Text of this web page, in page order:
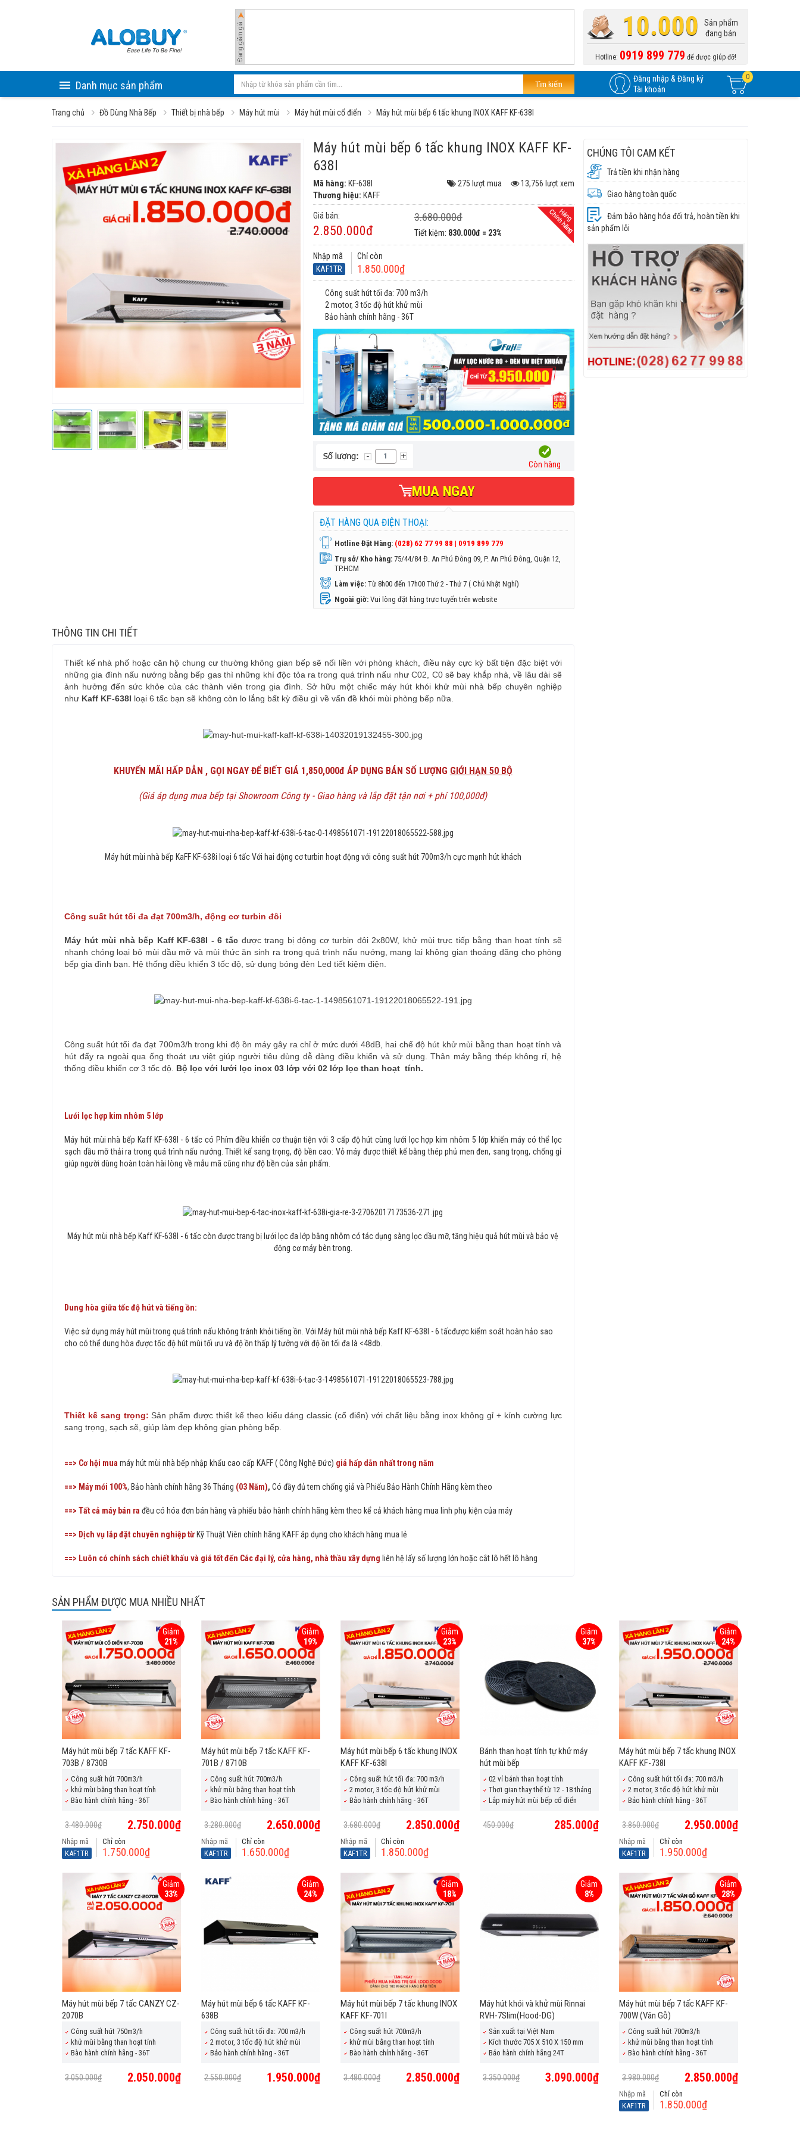
10.000
Sản phẩm
đang bán
Hotline: 0919 899 779 để được giúp đỡ!
Danh mục sản phẩm Tìm kiếm
Đăng nhập & Đăng ký
Tài khoản
0
Trang chủ Đồ Dùng Nhà Bếp Thiết bị nhà bếp Máy hút mùi Máy hút mùi cổ điển Máy hút mùi bếp 6 tấc khung INOX KAFF KF-638I
Máy hút mùi bếp 6 tấc khung INOX KAFF KF-
638I
Mã hàng: KF-638I 275 lượt mua
13,756 lượt xem
Thương hiệu: KAFF
Giá bán:
2.850.000đ
3.680.000đ
Tiết kiệm: 830.000đ = 23%
Nhập mã
KAF1TR
Chỉ còn
1.850.000₫
Công suất hút tối đa: 700 m3/h
2 motor, 3 tốc độ hút khử mùi
Bảo hành chính hãng - 36T
Còn hàng
MUA NGAY
ĐẶT HÀNG QUA ĐIỆN THOẠI:
Hotline Đặt Hàng: (028) 62 77 99 88 | 0919 899 779
Trụ sở/ Kho hàng:75/44/84 Đ. An Phú Đông 09, P. An Phú Đông, Quận 12,
TP.HCM
Làm việc:Từ 8h00 đến 17h00 Thứ 2 - Thứ 7 ( Chủ Nhật Nghỉ)
Ngoài giờ:Vui lòng đặt hàng trực tuyến trên website
THÔNG TIN CHI TIẾT
Thiết kế nhà phố hoặc căn hộ chung cư thường không gian bếp sẽ nối liền với phòng khách, điều này cực kỳ bất tiện đặc biệt với
những gia đình nấu nướng bằng bếp gas thì những khí độc tỏa ra trong quá trình nấu như C02, C0 sẽ bay khắp nhà, về lâu dài sẽ
ảnh hưởng đến sức khỏe của các thành viên trong gia đình. Sở hữu một chiếc máy hút khói khử mùi nhà bếp chuyên nghiệp
như Kaff KF-638I loại 6 tấc bạn sẽ không còn lo lắng bất kỳ điều gì về vấn đề khói mùi phòng bếp nữa.
KHUYẾN MÃI HẤP DẪN , GỌI NGAY ĐỂ BIẾT GIÁ 1,850,000đ ÁP DỤNG BÁN SỐ LƯỢNG GIỚI HẠN 50 BỘ
(Giá áp dụng mua bếp tại Showroom Công ty - Giao hàng và lắp đặt tận nơi + phí 100,000đ)
Máy hút mùi nhà bếp KaFF KF-638i loại 6 tấc Với hai động cơ turbin hoạt động với công suất hút 700m3/h cực mạnh hút khách
Công suất hút tối đa đạt 700m3/h, động cơ turbin đôi
Máy hút mùi nhà bếp Kaff KF-638I - 6 tấc được trang bị động cơ turbin đôi 2x80W, khử mùi trực tiếp bằng than hoạt tính sẽ
nhanh chóng loại bỏ mùi dầu mỡ và mùi thức ăn sinh ra trong quá trình nấu nướng, mang lại không gian thoáng đãng cho phòng
bếp gia đình bạn. Hệ thống điều khiển 3 tốc độ, sử dụng bóng đèn Led tiết kiệm điện.
Công suất hút tối đa đạt 700m3/h trong khi độ ồn máy gây ra chỉ ở mức dưới 48dB, hai chế độ hút khử mùi bằng than hoạt tính và
hút đẩy ra ngoài qua ống thoát ưu việt giúp người tiêu dùng dễ dàng điều khiển và sử dụng. Thân máy bằng thép không rỉ, hệ
thống điều khiển cơ 3 tốc độ. Bộ lọc với lưới lọc inox 03 lớp với 02 lớp lọc than hoạt tính.
Lưới lọc hợp kim nhôm 5 lớp
Máy hút mùi nhà bếp Kaff KF-638I - 6 tấc có Phím điều khiển cơ thuận tiện với 3 cấp độ hút cùng lưới lọc hợp kim nhôm 5 lớp khiến máy có thể lọc
sạch dầu mỡ thải ra trong quá trình nấu nướng. Thiết kế sang trọng, độ bền cao: Vỏ máy được thiết kế bằng thép phủ men đen, sang trọng, chống gỉ
giúp người dùng hoàn toàn hài lòng về mẫu mã cũng như độ bền của sản phẩm.
Máy hút mùi nhà bếp Kaff KF-638I - 6 tấccòn được trang bị lưới lọc đa lớp bằng nhôm có tác dụng sàng lọc dầu mỡ, tăng hiệu quả hút mùi và bảo vệ
động cơ máy bên trong.
Dung hòa giữa tốc độ hút và tiếng ồn:
Việc sử dụng máy hút mùi trong quá trình nấu không tránh khỏi tiếng ồn. Với Máy hút mùi nhà bếp Kaff KF-638I - 6 tấcđược kiểm soát hoàn hảo sao
cho có thể dung hòa được tốc độ hút mùi tối ưu và độ ồn thấp lý tưởng với độ ồn tối đa là <48db.
Thiết kế sang trọng: Sản phẩm được thiết kế theo kiểu dáng classic (cổ điển) với chất liệu bằng inox không gỉ + kính cường lực
sang trọng, sạch sẽ, giúp làm đẹp không gian phòng bếp.
==> Cơ hội mua máy hút mùi nhà bếp nhập khẩu cao cấp KAFF ( Công Nghệ Đức) giá hấp dẫn nhất trong năm
==> Máy mới 100%, Bảo hành chính hãng 36 Tháng (03 Năm), Có đầy đủ tem chống giả và Phiếu Bảo Hành Chính Hãng kèm theo
==> Tất cả máy bán ra đều có hóa đơn bán hàng và phiếu bảo hành chính hãng kèm theo kể cả khách hàng mua linh phụ kiện của máy
==> Dịch vụ lắp đặt chuyên nghiệp từ Kỹ Thuật Viên chính hãng KAFF áp dụng cho khách hàng mua lẻ
==> Luôn có chính sách chiết khấu và giá tốt đến Các đại lý, cửa hàng, nhà thầu xây dựng liên hệ lấy số lượng lớn hoặc cắt lô hết lô hàng
CHÚNG TÔI CAM KẾT
Trả tiền khi nhận hàng
Giao hàng toàn quốc
Đảm bảo hàng hóa đổi trả, hoàn tiền khi
sản phẩm lỗi
SẢN PHẨM ĐƯỢC MUA NHIỀU NHẤT
Máy hút mùi bếp 7 tấc KAFF KF-
703B / 8730B
Công suất hút 700m3/h
khử mùi bằng than hoạt tính
Bào hành chính hãng - 36T
3.480.000₫ 2.750.000₫
Nhập mã
KAF1TR
Chỉ còn
1.750.000₫
Giảm
21%
Máy hút mùi bếp 7 tấc KAFF KF-
701B / 8710B
Công suất hút 700m3/h
khử mùi bằng than hoạt tính
Bào hành chính hãng - 36T
3.280.000₫ 2.650.000₫
Nhập mã
KAF1TR
Chỉ còn
1.650.000₫
Giảm
19%
Máy hút mùi bếp 6 tấc khung INOX
KAFF KF-638I
Công suất hút tối đa: 700 m3/h
2 motor, 3 tốc độ hút khử mùi
Bảo hành chính hãng - 36T
3.680.000₫ 2.850.000₫
Nhập mã
KAF1TR
Chỉ còn
1.850.000₫
Giảm
23%
Bánh than hoạt tính tự khử máy
hút mùi bếp
02 vỉ bánh than hoạt tính
Thơi gian thay thế từ 12 - 18 tháng
Lắp máy hút mùi bếp cổ điển
450.000₫ 285.000₫
Giảm
37%
Máy hút mùi bếp 7 tấc khung INOX
KAFF KF-738I
Công suất hút tối đa: 700 m3/h
2 motor, 3 tốc độ hút khử mùi
Bảo hành chính hãng - 36T
3.860.000₫ 2.950.000₫
Nhập mã
KAF1TR
Chỉ còn
1.950.000₫
Giảm
24%
Máy hút mùi bếp 7 tấc CANZY CZ-
2070B
Công suất hút 750m3/h
khử mùi bằng than hoạt tính
Bào hành chính hãng - 36T
3.050.000₫ 2.050.000₫
Giảm
33%
Máy hút mùi bếp 6 tấc KAFF KF-
638B
Công suất hút tối đa: 700 m3/h
2 motor, 3 tốc độ hút khử mùi
Bảo hành chính hãng - 36T
2.550.000₫ 1.950.000₫
Giảm
24%
Máy hút mùi bếp 7 tấc khung INOX
KAFF KF-701I
Công suất hút 700m3/h
khử mùi bằng than hoạt tính
Bào hành chính hãng - 36T
3.480.000₫ 2.850.000₫
Giảm
18%
Máy hút khói và khử mùi Rinnai
RVH-7Slim(Hood-DG)
Sản xuất tại Việt Nam
Kích thước 705 X 510 X 150 mm
Bảo hành chính hãng 24T
3.350.000₫ 3.090.000₫
Giảm
8%
Máy hút mùi bếp 7 tấc KAFF KF-
700W (Vân Gỗ)
Công suất hút 700m3/h
khử mùi bằng than hoạt tính
Bào hành chính hãng - 36T
3.980.000₫ 2.850.000₫
Nhập mã
KAF1TR
Chỉ còn
1.850.000₫
Giảm
28%